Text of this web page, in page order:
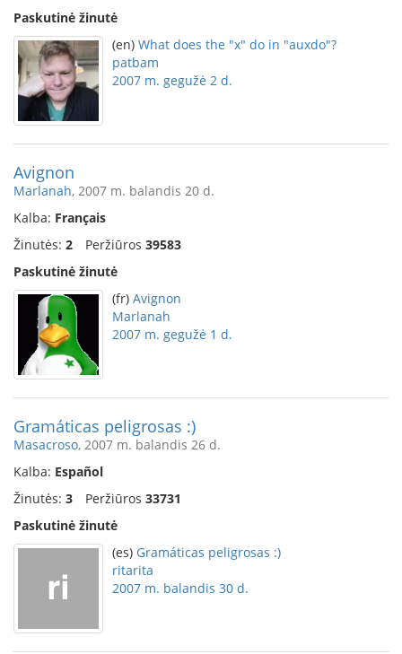
Paskutinė žinutė
(en) What does the "x" do in "auxdo"?
patbam
2007 m. gegužė 2 d.
Avignon
Marlanah, 2007 m. balandis 20 d.
Kalba: Français
Žinutės: 2 Peržiūros 39583
Paskutinė žinutė
(fr) Avignon
Marlanah
2007 m. gegužė 1 d.
Gramáticas peligrosas :)
Masacroso, 2007 m. balandis 26 d.
Kalba: Español
Žinutės: 3 Peržiūros 33731
Paskutinė žinutė
(es) Gramáticas peligrosas :)
ritarita
2007 m. balandis 30 d.